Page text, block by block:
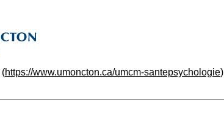
(https://www.umoncton.ca/umcm-santepsychologie)